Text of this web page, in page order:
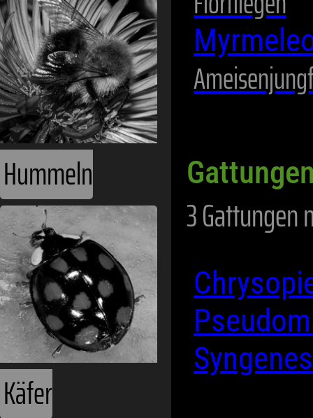
Hummeln
Käfer
3 Gattungen